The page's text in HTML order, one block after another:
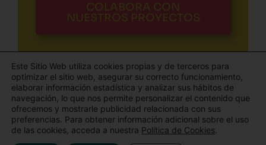
COLABORA CON
NUESTROS PROYECTOS
Todos los derechos © 2026 El Blog de Aldaba | Funciona gracias
aTema Astra para WordPress
Este Sitio Web utiliza cookies propias y de terceros para
optimizar el sitio web, asegurar su correcto funcionamiento,
elaborar información estadística y analizar sus hábitos de
navegación, lo que nos permite personalizar el contenido que
ofrecemos y mostrarle publicidad relacionada con sus
preferencias. Para obtener información adicional sobre el uso
de las cookies, acceda a nuestra Política de Cookies